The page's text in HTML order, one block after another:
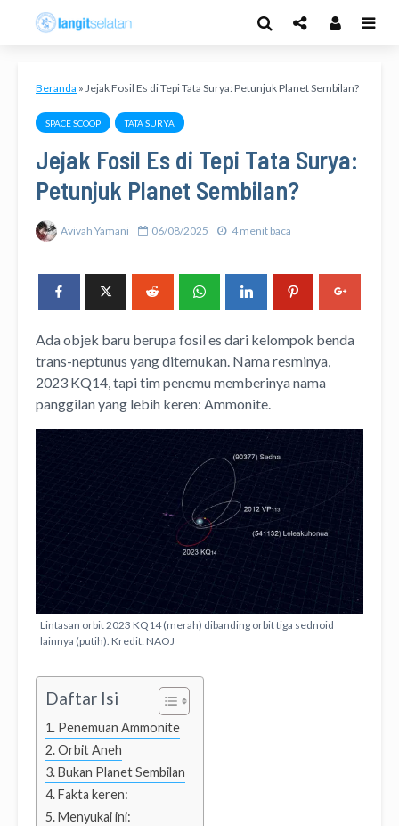
Beranda » Jejak Fosil Es di Tepi Tata Surya: Petunjuk Planet Sembilan?
SPACE SCOOP TATA SURYA
Jejak Fosil Es di Tepi Tata Surya:
Petunjuk Planet Sembilan?
Avivah Yamani 06/08/2025 4 menit baca
Ada objek baru berupa fosil es dari kelompok benda
trans-neptunus yang ditemukan. Nama resminya,
2023 KQ14, tapi tim penemu memberinya nama
panggilan yang lebih keren: Ammonite.
Lintasan orbit 2023 KQ14 (merah) dibanding orbit tiga sednoid
lainnya (putih). Kredit: NAOJ
Daftar Isi
Penemuan Ammonite
Orbit Aneh
Bukan Planet Sembilan
Fakta keren:
Menyukai ini: